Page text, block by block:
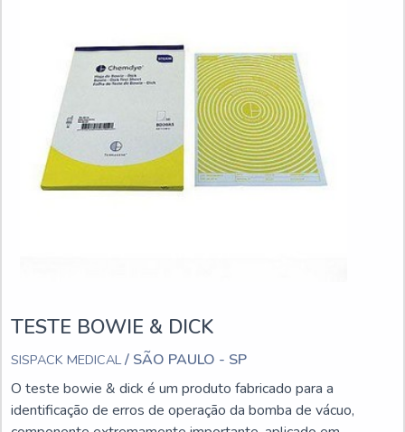
TESTE BOWIE & DICK
SISPACK MEDICAL / SÃO PAULO - SP
O teste bowie & dick é um produto fabricado para a
identificação de erros de operação da bomba de vácuo,